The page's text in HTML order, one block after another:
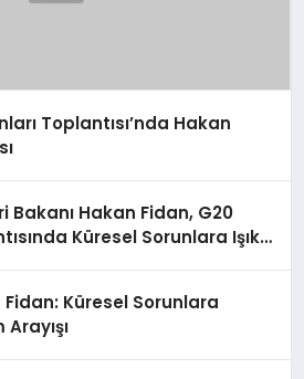
Toplantısı’nda Hakan
Bakanı Hakan Fidan, G20
Küresel Sorunlara Işık
Fidan: Küresel Sorunlara